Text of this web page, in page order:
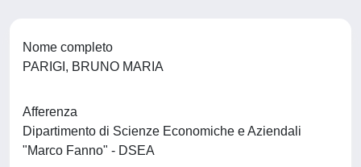
Nome completo
PARIGI, BRUNO MARIA
Afferenza
Dipartimento di Scienze Economiche e Aziendali
"Marco Fanno" - DSEA